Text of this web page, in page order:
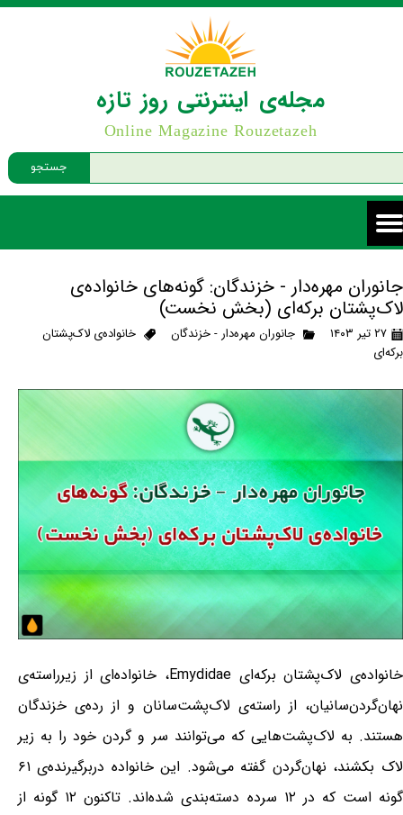
جستجو
مجله‌ی اینترنتی روز تازه
Online Magazine Rouzetazeh
جانوران مهره‌دار - خزندگان: گونه‌های خانواده‌ی
لاک‌پشتان برکه‌ای (بخش نخست)
۲۷ تیر ۱۴۰۳ جانوران مهره‌دار - خزندگان
خانواده‌ی لاک‌پشتان
برکه‌ای
خانواده‌ی لاک‌پشتان برکه‌ای Emydidae، خانواده‌ای از زیرراسته‌ی
نهان‌گردن‌سانیان، از راسته‌ی لاک‌پشت‌سانان و از رده‌ی خزندگان
هستند. به لاک‌پشت‌هایی که می‌توانند سر و گردن خود را به زیر
لاک بکشند، نهان‌گردن گفته می‌شود. این خانواده دربرگیرنده‌ی ۶۱
گونه است که در ۱۲ سرده دسته‌بندی شده‌اند. تاکنون ۱۲ گونه از